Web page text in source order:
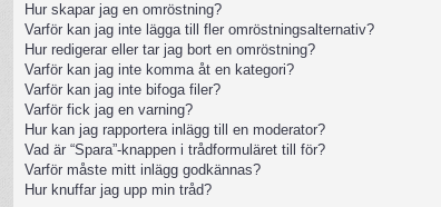
Hur skapar jag en omröstning?
Varför kan jag inte lägga till fler omröstningsalternativ?
Hur redigerar eller tar jag bort en omröstning?
Varför kan jag inte komma åt en kategori?
Varför kan jag inte bifoga filer?
Varför fick jag en varning?
Hur kan jag rapportera inlägg till en moderator?
Vad är “Spara”-knappen i trådformuläret till för?
Varför måste mitt inlägg godkännas?
Hur knuffar jag upp min tråd?